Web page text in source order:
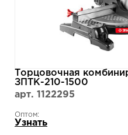
Торцовочная
ЗПТК-210-1500
арт. 1122295
Оптом:
Узнать